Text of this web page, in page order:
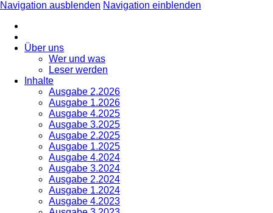
Navigation ausblenden Navigation einblenden
Über uns
Wer und was
Leser werden
Inhalte
Ausgabe 2.2026
Ausgabe 1.2026
Ausgabe 4.2025
Ausgabe 3.2025
Ausgabe 2.2025
Ausgabe 1.2025
Ausgabe 4.2024
Ausgabe 3.2024
Ausgabe 2.2024
Ausgabe 1.2024
Ausgabe 4.2023